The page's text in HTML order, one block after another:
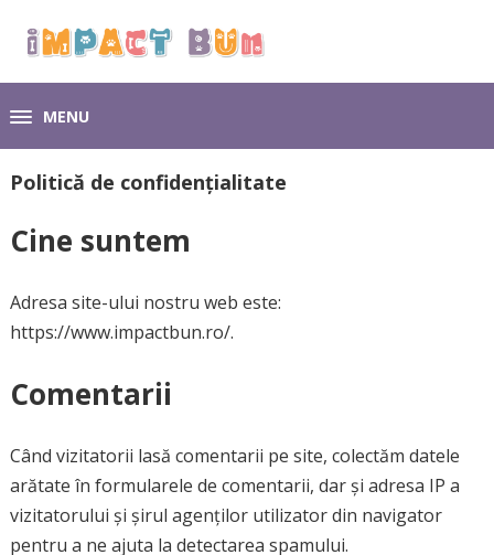
MENU
Politică de confidențialitate
Cine suntem
Adresa site-ului nostru web este:
https://www.impactbun.ro/.
Comentarii
Când vizitatorii lasă comentarii pe site, colectăm datele
arătate în formularele de comentarii, dar și adresa IP a
vizitatorului și șirul agenților utilizator din navigator
pentru a ne ajuta la detectarea spamului.